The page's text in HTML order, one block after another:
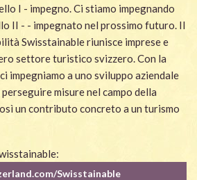
I - impegno. Ci stiamo impegnando
II - - impegnato nel prossimo futuro. Il
Swisstainable riunisce imprese e
settore turistico svizzero. Con la
impegniamo a uno sviluppo aziendale
misure nel campo della
un contributo concreto a un turismo
Swisstainable